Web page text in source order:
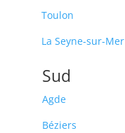
Toulon
La Seyne-sur-Mer
Sud
Agde
Béziers